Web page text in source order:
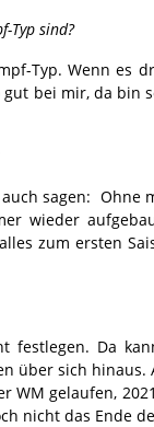
Typ sind?
Typ. Wenn es
bei mir, da bin
sagen: Ohne
wieder
zum ersten
Da
über sich hinaus.
WM gelaufen,
nicht das Ende